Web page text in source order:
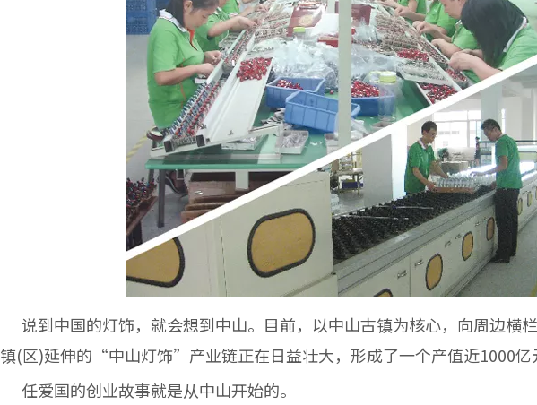
说到中国的灯饰，就会想到中山。目前，以中山古镇为核心，向周边横
镇(区)延伸的“中山灯饰”产业链正在日益壮大，形成了一个产值近1000亿
任爱国的创业故事就是从中山开始的。